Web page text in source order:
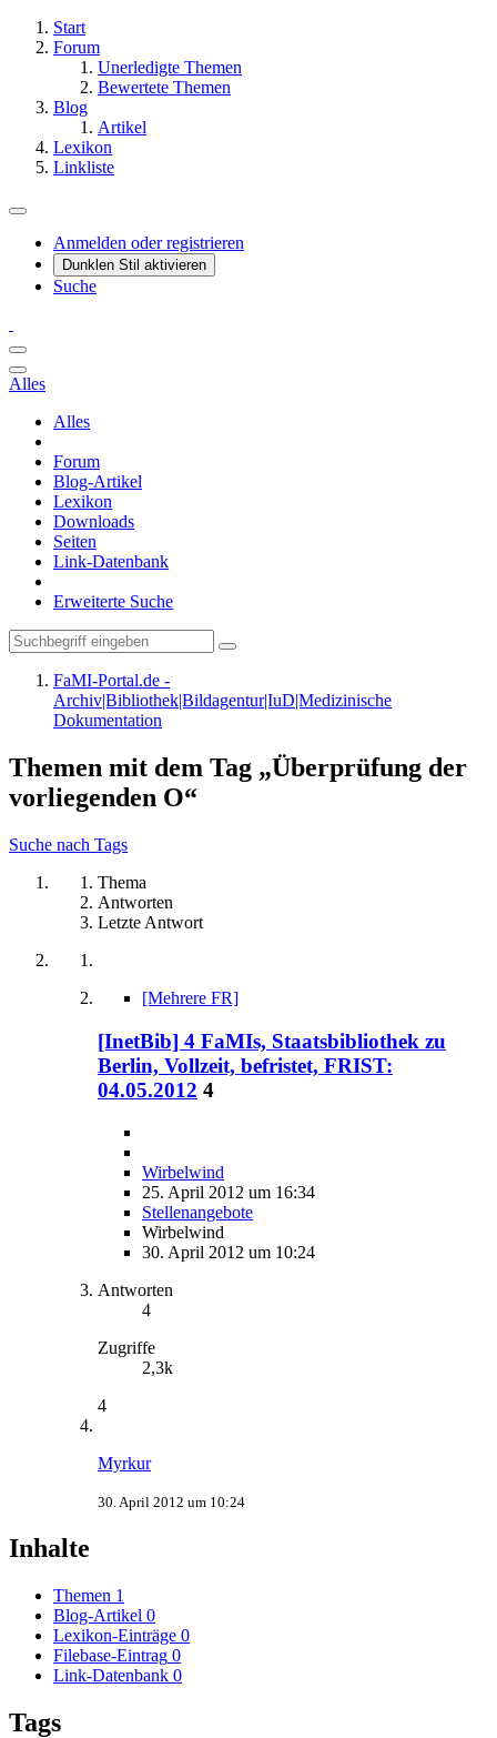
Start
Forum
Unerledigte Themen
Bewertete Themen
Blog
Artikel
Lexikon
Linkliste
Anmelden oder registrieren
Dunklen Stil aktivieren
Suche
Alles
Alles
Forum
Blog-Artikel
Lexikon
Downloads
Seiten
Link-Datenbank
Erweiterte Suche
FaMI-Portal.de -
Archiv|Bibliothek|Bildagentur|IuD|Medizinische
Dokumentation
Themen mit dem Tag „Überprüfung der
vorliegenden O“
Suche nach Tags
Thema
Antworten
Letzte Antwort
[Mehrere FR]
[InetBib] 4 FaMIs, Staatsbibliothek zu
Berlin, Vollzeit, befristet, FRIST:
04.05.2012 4
Wirbelwind
25. April 2012 um 16:34
Stellenangebote
Wirbelwind
30. April 2012 um 10:24
Antworten
4
Zugriffe
2,3k
4
Myrkur
30. April 2012 um 10:24
Inhalte
Themen 1
Blog-Artikel 0
Lexikon-Einträge 0
Filebase-Eintrag 0
Link-Datenbank 0
Tags